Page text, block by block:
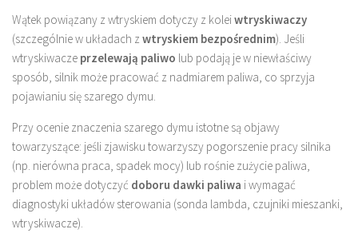
Wątek powiązany z wtryskiem dotyczy z koleiwtryskiwaczy
(szczególnie w układach z wtryskiem bezpośrednim). Jeśli
wtryskiwacze przelewają paliwo lub podają je w niewłaściwy
sposób, silnik może pracować z nadmiarem paliwa, co sprzyja
pojawianiu się szarego dymu.
Przy ocenie znaczenia szarego dymu istotne są objawy
towarzyszące: jeśli zjawisku towarzyszy pogorszenie pracy silnika
(np. nierówna praca, spadek mocy) lub rośnie zużycie paliwa,
problem może dotyczyć doboru dawki paliwa i wymagać
diagnostyki układów sterowania (sonda lambda, czujniki mieszanki,
wtryskiwacze).